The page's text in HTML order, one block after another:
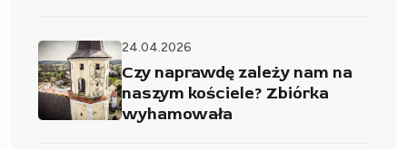
24.04.2026
Czy naprawdę zależy nam na
naszym kościele? Zbiórka
wyhamowała